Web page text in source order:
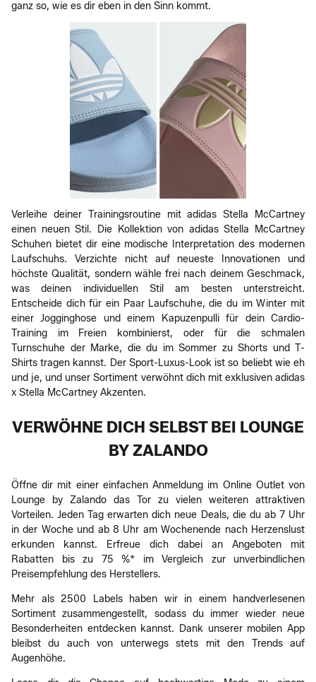
ganz so, wie es dir eben in den Sinn kommt.
Verleihe deiner Trainingsroutine mit adidas Stella McCartney
einen neuen Stil. Die Kollektion von adidas Stella McCartney
Schuhen bietet dir eine modische Interpretation des modernen
Laufschuhs. Verzichte nicht auf neueste Innovationen und
höchste Qualität, sondern wähle frei nach deinem Geschmack,
was deinen individuellen Stil am besten unterstreicht.
Entscheide dich für ein Paar Laufschuhe, die du im Winter mit
einer Jogginghose und einem Kapuzenpulli für dein Cardio-
Training im Freien kombinierst, oder für die schmalen
Turnschuhe der Marke, die du im Sommer zu Shorts und T-
Shirts tragen kannst. Der Sport-Luxus-Look ist so beliebt wie eh
und je, und unser Sortiment verwöhnt dich mit exklusiven adidas
x Stella McCartney Akzenten.
VERWÖHNE DICH SELBST BEI LOUNGE
BY ZALANDO
Öffne dir mit einer einfachen Anmeldung im Online Outlet von
Lounge by Zalando das Tor zu vielen weiteren attraktiven
Vorteilen. Jeden Tag erwarten dich neue Deals, die du ab 7 Uhr
in der Woche und ab 8 Uhr am Wochenende nach Herzenslust
erkunden kannst. Erfreue dich dabei an Angeboten mit
Rabatten bis zu 75 %* im Vergleich zur unverbindlichen
Preisempfehlung des Herstellers.
Mehr als 2500 Labels haben wir in einem handverlesenen
Sortiment zusammengestellt, sodass du immer wieder neue
Besonderheiten entdecken kannst. Dank unserer mobilen App
bleibst du auch von unterwegs stets mit den Trends auf
Augenhöhe.